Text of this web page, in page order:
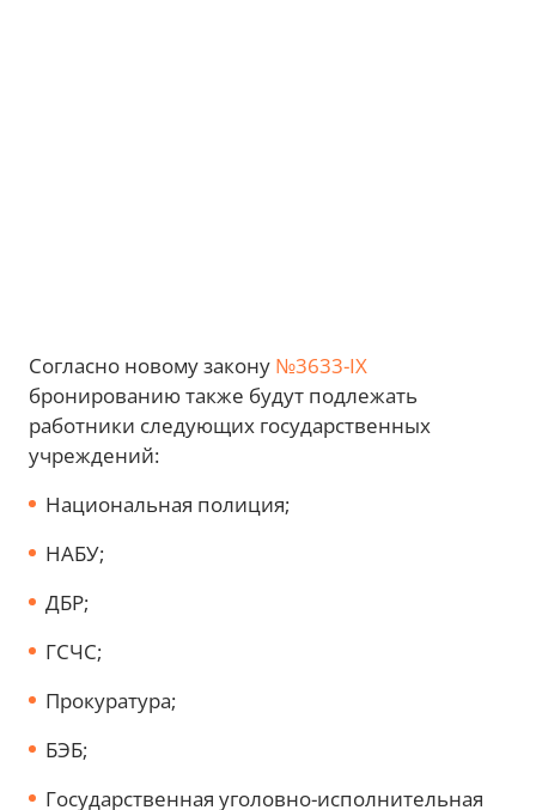
Согласно новому закону №3633-IX
бронированию также будут подлежать
работники следующих государственных
учреждений:
Национальная полиция;
НАБУ;
ДБР;
ГСЧС;
Прокуратура;
БЭБ;
Государственная уголовно-исполнительная